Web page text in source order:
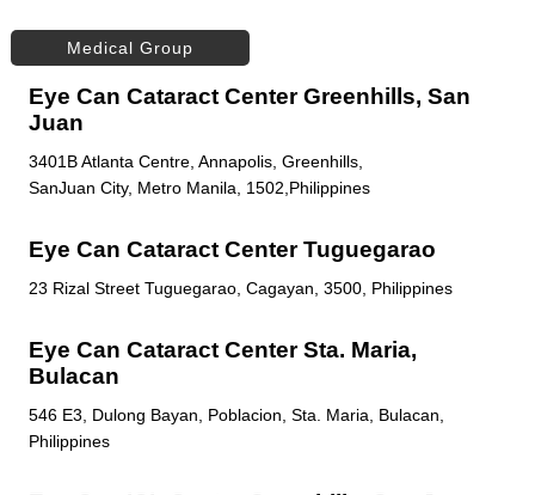
Medical Group
Eye Can Cataract Center Greenhills, San
Juan
3401B Atlanta Centre, Annapolis, Greenhills,
SanJuan City, Metro Manila, 1502,Philippines
Eye Can Cataract Center Tuguegarao
23 Rizal Street Tuguegarao, Cagayan, 3500, Philippines
Eye Can Cataract Center Sta. Maria,
Bulacan
546 E3, Dulong Bayan, Poblacion, Sta. Maria, Bulacan,
Philippines